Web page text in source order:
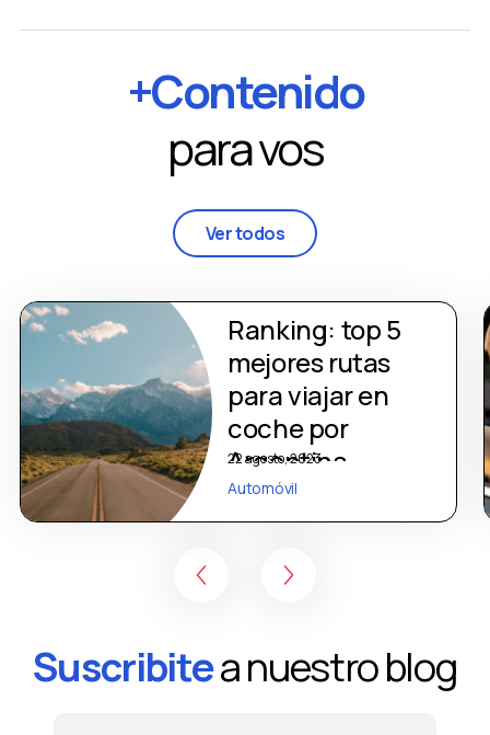
+Contenido
para vos
Ver todos
Ranking: top 5
mejores rutas
para viajar en
coche por
Argentina
22 agosto, 2023
Automóvil
Suscribitea nuestro blog